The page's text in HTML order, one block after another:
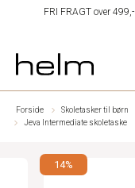
FRI FRAGT over 499,-
Forside Skoletasker til børn
Jeva Intermediate skoletaske
14%